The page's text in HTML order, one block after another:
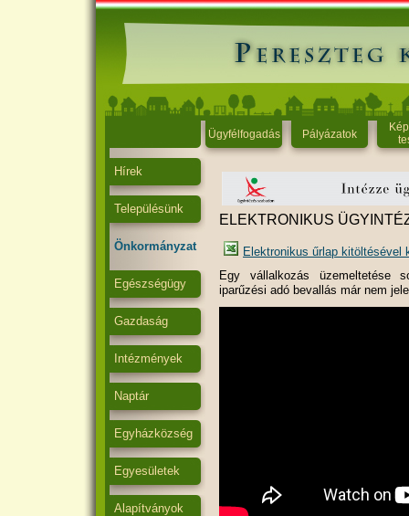
Ügyfélfogadás Pályázatok
Hírek
Településünk
Önkormányzat
Egészségügy
Gazdaság
Intézmények
Naptár
Egyházközség
Egyesületek
Alapítványok
ELEKTRONIKUS
Elektronikus űrlap kitöltésével
Egy vállalkozás üzemeltetése
iparűzési adó bevallás már nem